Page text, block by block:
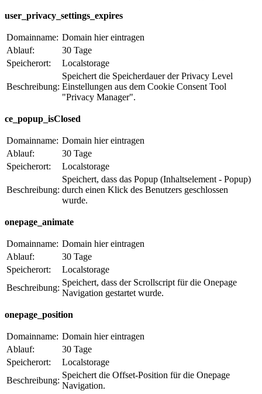
user_privacy_settings_expires
Domainname: Domain hier eintragen
Ablauf:
30 Tage
Speicherort:
Localstorage
Beschreibung:
Speichert die Speicherdauer der Privacy Level
Einstellungen aus dem Cookie Consent Tool
"Privacy Manager".
ce_popup_isClosed
Domainname: Domain hier eintragen
Ablauf:
30 Tage
Speicherort:
Localstorage
Beschreibung:
Speichert, dass das Popup (Inhaltselement - Popup)
durch einen Klick des Benutzers geschlossen
wurde.
onepage_animate
Domainname: Domain hier eintragen
Ablauf:
30 Tage
Speicherort:
Localstorage
Beschreibung:
Speichert, dass der Scrollscript für die Onepage
Navigation gestartet wurde.
onepage_position
Domainname: Domain hier eintragen
Ablauf:
30 Tage
Speicherort:
Localstorage
Beschreibung:
Speichert die Offset-Position für die Onepage
Navigation.